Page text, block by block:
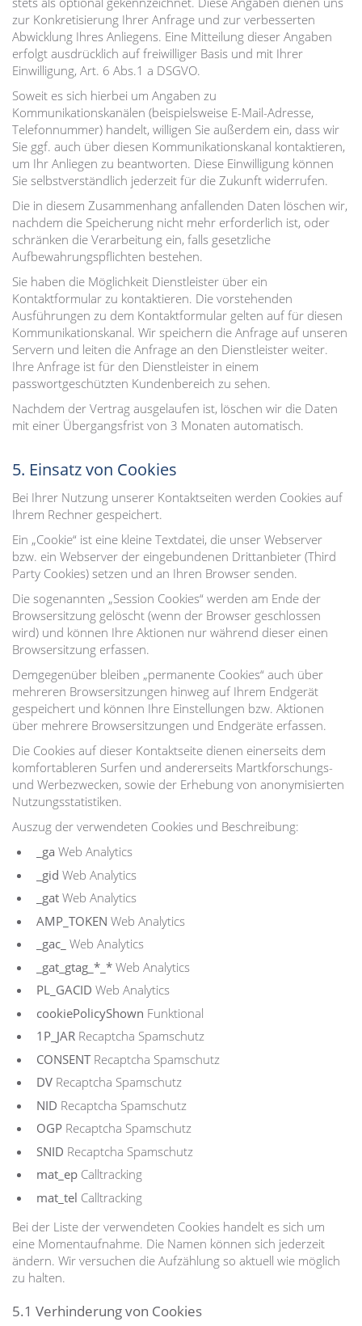
zur Konkretisierung Ihrer Anfrage und zur verbesserten
Abwicklung Ihres Anliegens. Eine Mitteilung dieser Angaben
erfolgt ausdrücklich auf freiwilliger Basis und mit Ihrer
Einwilligung, Art. 6 Abs.1 a DSGVO.
Soweit es sich hierbei um Angaben zu
Kommunikationskanälen (beispielsweise E-Mail-Adresse,
Telefonnummer) handelt, willigen Sie außerdem ein, dass wir
Sie ggf. auch über diesen Kommunikationskanal kontaktieren,
um Ihr Anliegen zu beantworten. Diese Einwilligung können
Sie selbstverständlich jederzeit für die Zukunft widerrufen.
Die in diesem Zusammenhang anfallenden Daten löschen wir,
nachdem die Speicherung nicht mehr erforderlich ist, oder
schränken die Verarbeitung ein, falls gesetzliche
Aufbewahrungspflichten bestehen.
Sie haben die Möglichkeit Dienstleister über ein
Kontaktformular zu kontaktieren. Die vorstehenden
Ausführungen zu dem Kontaktformular gelten auf für diesen
Kommunikationskanal. Wir speichern die Anfrage auf unseren
Servern und leiten die Anfrage an den Dienstleister weiter.
Ihre Anfrage ist für den Dienstleister in einem
passwortgeschützten Kundenbereich zu sehen.
Nachdem der Vertrag ausgelaufen ist, löschen wir die Daten
mit einer Übergangsfrist von 3 Monaten automatisch.
5. Einsatz von Cookies
Bei Ihrer Nutzung unserer Kontaktseiten werden Cookies auf
Ihrem Rechner gespeichert.
Ein „Cookie“ ist eine kleine Textdatei, die unser Webserver
bzw. ein Webserver der eingebundenen Drittanbieter (Third
Party Cookies) setzen und an Ihren Browser senden.
Die sogenannten „Session Cookies“ werden am Ende der
Browsersitzung gelöscht (wenn der Browser geschlossen
wird) und können Ihre Aktionen nur während dieser einen
Browsersitzung erfassen.
Demgegenüber bleiben „permanente Cookies“ auch über
mehreren Browsersitzungen hinweg auf Ihrem Endgerät
gespeichert und können Ihre Einstellungen bzw. Aktionen
über mehrere Browsersitzungen und Endgeräte erfassen.
Die Cookies auf dieser Kontaktseite dienen einerseits dem
komfortableren Surfen und andererseits Martkforschungs-
und Werbezwecken, sowie der Erhebung von anonymisierten
Nutzungsstatistiken.
Auszug der verwendeten Cookies und Beschreibung:
_ga Web Analytics
_gid Web Analytics
_gat Web Analytics
AMP_TOKEN Web Analytics
_gac_ Web Analytics
_gat_gtag_*_* Web Analytics
PL_GACID Web Analytics
cookiePolicyShown Funktional
1P_JAR Recaptcha Spamschutz
CONSENT Recaptcha Spamschutz
DV Recaptcha Spamschutz
NID Recaptcha Spamschutz
OGP Recaptcha Spamschutz
SNID Recaptcha Spamschutz
mat_ep Calltracking
mat_tel Calltracking
Bei der Liste der verwendeten Cookies handelt es sich um
eine Momentaufnahme. Die Namen können sich jederzeit
ändern. Wir versuchen die Aufzählung so aktuell wie möglich
zu halten.
5.1 Verhinderung von Cookies